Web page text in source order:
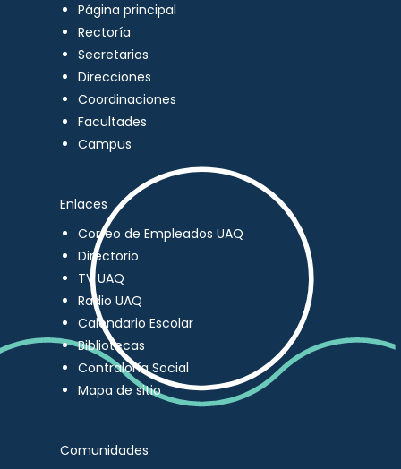
Página principal
Rectoría
Secretarios
Direcciones
Coordinaciones
Facultades
Campus
Enlaces
Correo de Empleados UAQ
Directorio
TV UAQ
Radio UAQ
Calendario Escolar
Bibliotecas
Contraloría Social
Mapa de sitio
Comunidades